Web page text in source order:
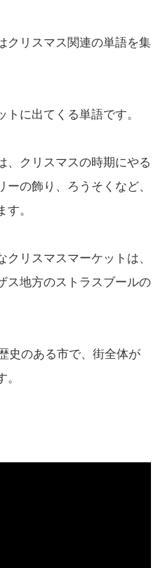
クリスマス関連の単語を集
に出てくる単語です。
、クリスマスの時期にやる
の飾り、ろうそくなど、
。
リスマスマーケットは、
ス地方のストラスブールの
史のある市で、街全体が